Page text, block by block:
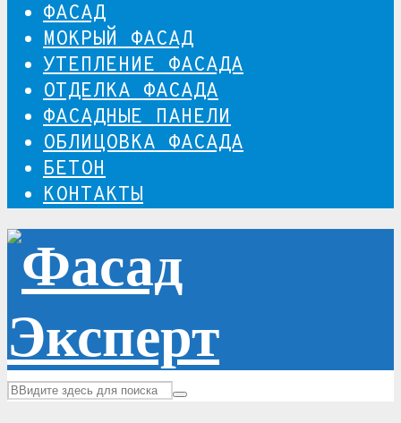
ФАСАД
МОКРЫЙ ФАСАД
УТЕПЛЕНИЕ ФАСАДА
ОТДЕЛКА ФАСАДА
ФАСАДНЫЕ ПАНЕЛИ
ОБЛИЦОВКА ФАСАДА
БЕТОН
КОНТАКТЫ